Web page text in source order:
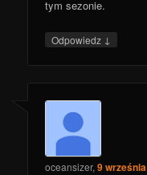
tym sezonie.
Odpowiedz ↓
oceansizer,9